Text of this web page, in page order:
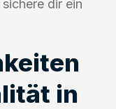
dir ein
in